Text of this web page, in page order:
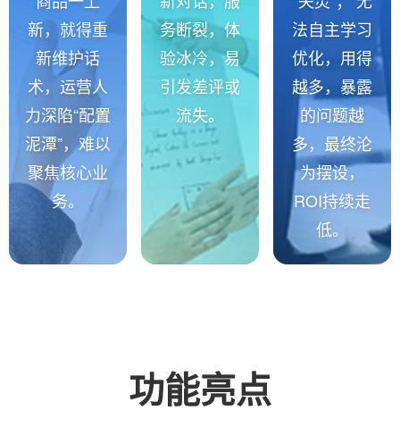
新，就得重
新维护话
术，运营人
力深陷“配置
泥潭”，难以
聚焦核心业
务。
务断裂，体
验冰冷，易
引发差评或
流失。
法自主学习
优化，用得
越多，暴露
的问题越
多，最终沦
为摆设，
ROI持续走
低。
功能亮点